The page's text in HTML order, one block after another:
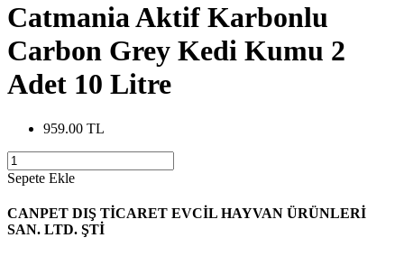
Catmania Aktif Karbonlu
Carbon Grey Kedi Kumu 2
Adet 10 Litre
959.00 TL
Sepete Ekle
CANPET DIŞ TİCARET EVCİL HAYVAN ÜRÜNLERİ
SAN. LTD. ŞTİ